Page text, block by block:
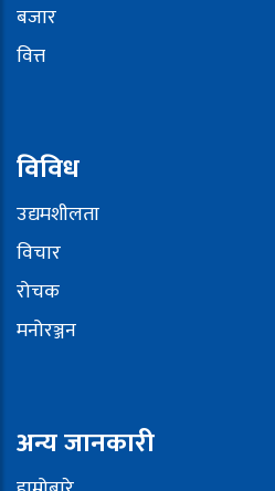
बजार
वित्त
विविध
उद्यमशीलता
विचार
रोचक
मनोरञ्जन
अन्य जानकारी